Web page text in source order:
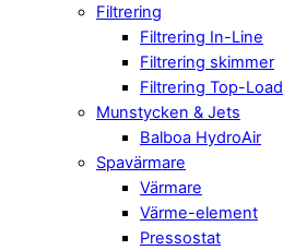
Filtrering
Filtrering In-Line
Filtrering skimmer
Filtrering Top-Load
Munstycken & Jets
Balboa HydroAir
Spavärmare
Värmare
Värme-element
Pressostat